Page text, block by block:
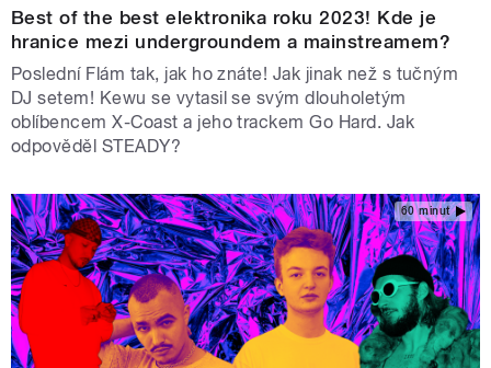
Best of the best elektronika roku 2023! Kde je
hranice mezi undergroundem a mainstreamem?
Poslední Flám tak, jak ho znáte! Jak jinak než s tučným
DJ setem! Kewu se vytasil se svým dlouholetým
oblíbencem X-Coast a jeho trackem Go Hard. Jak
odpověděl STEADY?
60 minut